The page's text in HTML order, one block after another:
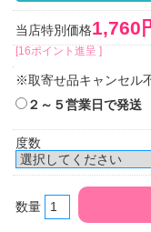
当店特別価格1,760
[16ポイント進呈 ]
※取寄せ品キャンセル
２～５営業日で発送
度数
数量